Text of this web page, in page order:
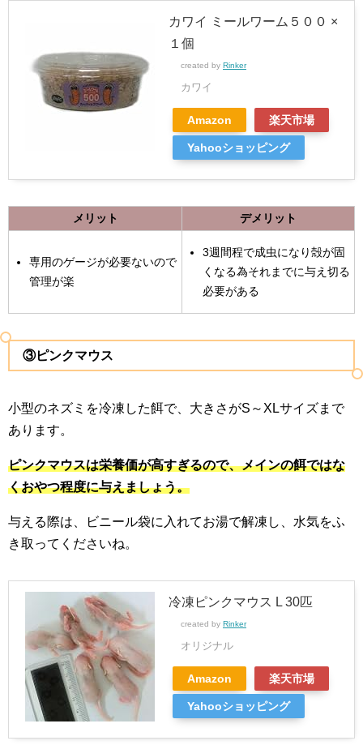
カワイ ミールワーム５００ ×
１個
created by Rinker
カワイ
Amazon 楽天市場
Yahooショッピング
メリット デメリット
専用のゲージが必要ないので
管理が楽
3週間程で成虫になり殻が固
くなる為それまでに与え切る
必要がある
③ピンクマウス
小型のネズミを冷凍した餌で、大きさがS～XLサイズまで
あります。
ピンクマウスは栄養価が高すぎるので、メインの餌ではな
くおやつ程度に与えましょう。
与える際は、ビニール袋に入れてお湯で解凍し、水気をふ
き取ってくださいね。
冷凍ピンクマウス L 30匹
created by Rinker
オリジナル
Amazon 楽天市場
Yahooショッピング